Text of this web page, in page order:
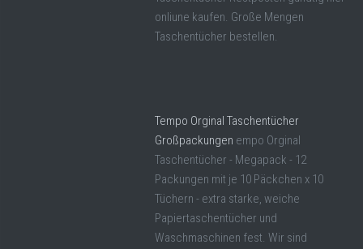
onliune kaufen. Große Mengen
Taschentücher bestellen.
Tempo Orginal Taschentücher
Großpackungen empo Orginal
Taschentücher - Megapack - 12
Packungen mit je 10 Päckchen x 10
Tüchern - extra starke, weiche
Papiertaschentücher und
Waschmaschinen fest. Wir sind